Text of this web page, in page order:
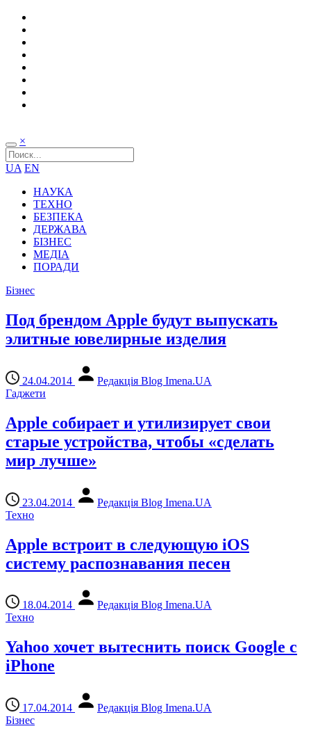
×
UA EN
НАУКА
ТЕХНО
БЕЗПЕКА
ДЕРЖАВА
БІЗНЕС
МЕДІА
ПОРАДИ
Бізнес
Под брендом Apple будут выпускать
элитные ювелирные изделия
24.04.2014
Редакція Blog Imena.UA
Гаджети
Apple собирает и утилизирует свои
старые устройства, чтобы «сделать
мир лучше»
23.04.2014
Редакція Blog Imena.UA
Техно
Apple встроит в следующую iOS
систему распознавания песен
18.04.2014
Редакція Blog Imena.UA
Техно
Yahoo хочет вытеснить поиск Google с
iPhone
17.04.2014
Редакція Blog Imena.UA
Бізнес